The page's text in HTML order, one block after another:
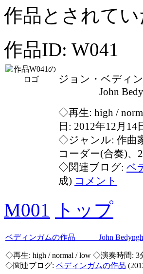
作品とされて
作品ID: W041
ジョン・ベディ
John
◇再生: high /
日: 2012年12月14
◇ジャンル: 作曲
コーダー(合奏)、
◇関連ブログ: ベ
成) コメント
M001 トップ
ベディンガムの作品 John
◇再生: high / normal / low ◇演奏時間: 3
◇関連ブログ: ベディンガムの作品